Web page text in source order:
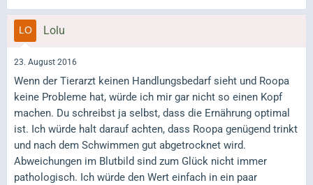
Lolu
23. August 2016
Wenn der Tierarzt keinen Handlungsbedarf sieht und Roopa
keine Probleme hat, würde ich mir gar nicht so einen Kopf
machen. Du schreibst ja selbst, dass die Ernährung optimal
ist. Ich würde halt darauf achten, dass Roopa genügend trinkt
und nach dem Schwimmen gut abgetrocknet wird.
Abweichungen im Blutbild sind zum Glück nicht immer
pathologisch. Ich würde den Wert einfach in ein paar